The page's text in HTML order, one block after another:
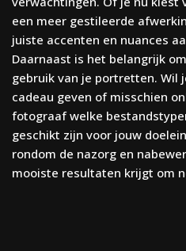
een meer gestileerde
juiste accenten en nuances
Daarnaast is het belangrijk
gebruik van je portretten. Wil
cadeau geven of misschien
fotograaf welke
geschikt zijn voor jouw
rondom de nazorg en
mooiste resultaten krijgt om